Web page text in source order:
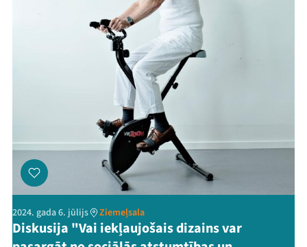
2024. gada 6. jūlijs Ziemeļsala
Diskusija "Vai iekļaujošais dizains var